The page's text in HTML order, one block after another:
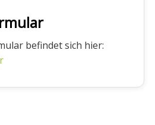
befindet sich hier: